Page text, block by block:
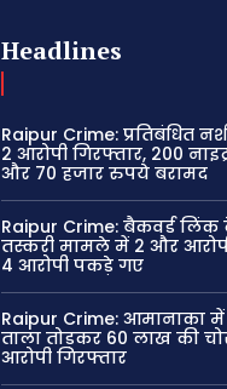
Headlines
Raipur Crime: प्रतिबंधित
2 आरोपी गिरफ्तार, 200
और 70 हजार रुपये बरामद
Raipur Crime: बैकवर्ड
तस्करी मामले में 2 और
4 आरोपी पकड़े गए
Raipur Crime: आमानाका
ताला तोड़कर 60 लाख की
आरोपी गिरफ्तार